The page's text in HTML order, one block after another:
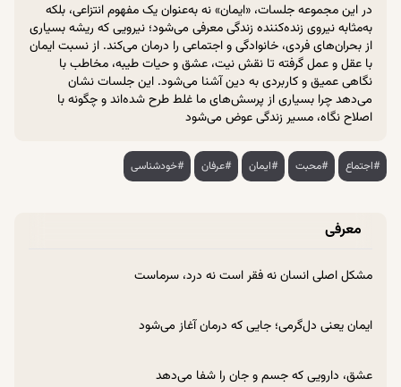
در این مجموعه جلسات، «ایمان» نه به‌عنوان یک مفهوم انتزاعی، بلکه
به‌مثابه نیروی زنده‌کننده زندگی معرفی می‌شود؛ نیرویی که ریشه بسیاری
از بحران‌های فردی، خانوادگی و اجتماعی را درمان می‌کند. از نسبت ایمان
با عقل و عمل گرفته تا نقش نیت، عشق و حیات طیبه، مخاطب با
نگاهی عمیق و کاربردی به دین آشنا می‌شود. این جلسات نشان
می‌دهد چرا بسیاری از پرسش‌های ما غلط طرح شده‌اند و چگونه با
اصلاح نگاه، مسیر زندگی عوض می‌شود
#اجتماع #محبت #ایمان #عرفان #خودشناسی
معرفی
مشکل اصلی انسان نه فقر است نه درد، سرماست
ایمان یعنی دل‌گرمی؛ جایی که درمان آغاز می‌شود
عشق، دارویی که جسم و جان را شفا می‌دهد